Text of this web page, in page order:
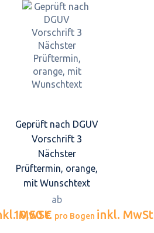
MwSt.
Geprüft nach DGUV
Vorschrift 3
Nächster
Prüftermin, orange,
mit Wunschtext
ab
10,50 € pro Bogen inkl.